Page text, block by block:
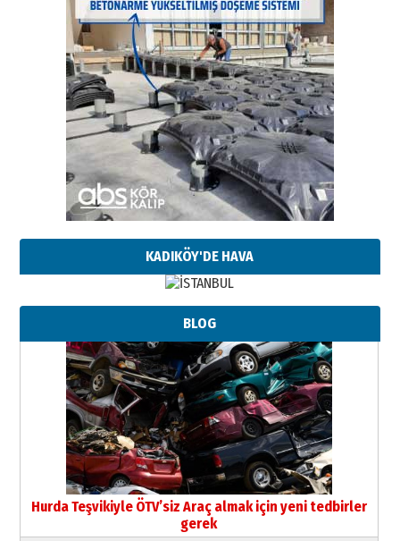
KADIKÖY'DE HAVA
BLOG
Hurda Teşvikiyle ÖTV’siz Araç almak için yeni tedbirler
gerek